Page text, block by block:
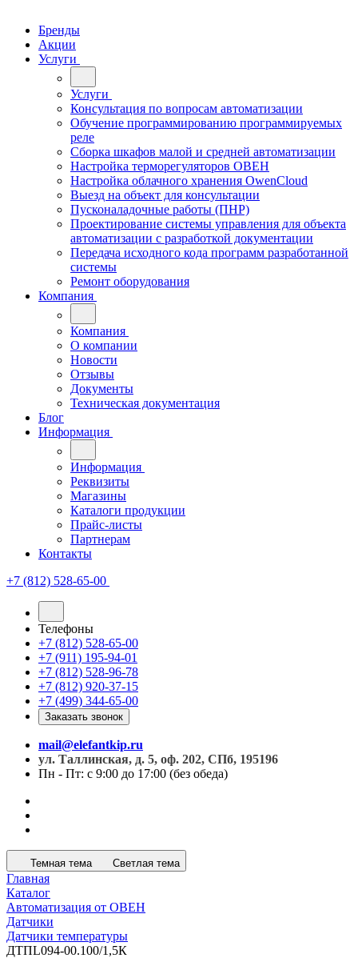
Бренды
Акции
Услуги
Услуги
Консультация по вопросам автоматизации
Обучение программированию программируемых
реле
Сборка шкафов малой и средней автоматизации
Настройка терморегуляторов ОВЕН
Настройка облачного хранения OwenCloud
Выезд на объект для консультации
Пусконаладочные работы (ПНР)
Проектирование системы управления для объекта
автоматизации с разработкой документации
Передача исходного кода программ разработанной
системы
Ремонт оборудования
Компания
Компания
О компании
Новости
Отзывы
Документы
Техническая документация
Блог
Информация
Информация
Реквизиты
Магазины
Каталоги продукции
Прайс-листы
Партнерам
Контакты
+7 (812) 528-65-00
Телефоны
+7 (812) 528-65-00
+7 (911) 195-94-01
+7 (812) 528-96-78
+7 (812) 920-37-15
+7 (499) 344-65-00
Заказать звонок
mail@elefantkip.ru
ул. Таллинская, д. 5, оф. 202, СПб, 195196
Пн - Пт: с 9:00 до 17:00 (без обеда)
Темная тема Светлая тема
Главная
Каталог
Автоматизация от ОВЕН
Датчики
Датчики температуры
ДТПL094-00.100/1,5К